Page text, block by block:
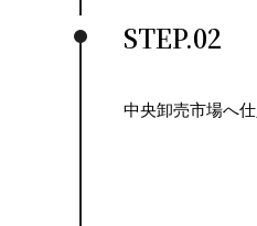
STEP.02
中央卸売市場へ